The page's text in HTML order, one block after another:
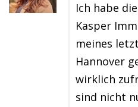
Ich habe
Kasper
meines
Hannover
wirklich
sind nicht